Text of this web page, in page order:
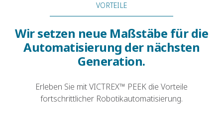
VORTEILE
Wir setzen neue Maßstäbe für die
Automatisierung der nächsten
Generation.
Erleben Sie mit VICTREX™ PEEK die Vorteile
fortschrittlicher Robotikautomatisierung.